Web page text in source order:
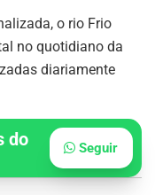
o rio Frio
no quotidiano da
diariamente
do
Seguir